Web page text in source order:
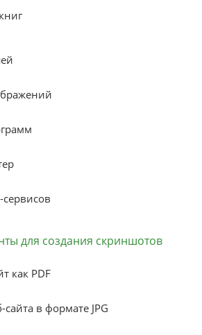
для создания скриншотов
как PDF
в формате JPG